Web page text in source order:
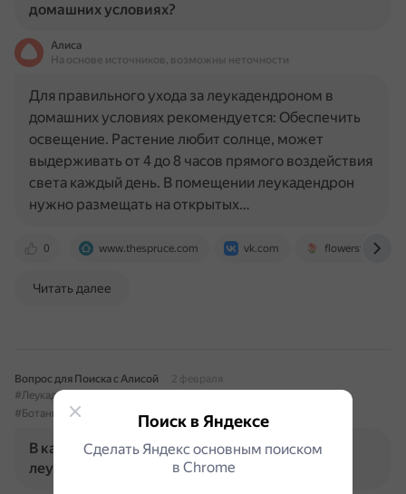
домашних условиях?
Алиса
На основе источников, возможны неточности
0 www.thespruce.com vk.com flowersvalley.ru
Для правильного ухода за леукадендроном в
домашних условиях рекомендуется: Обеспечить
освещение. Растение любит солнце, может
выдерживать от 4 до 8 часов прямого воздействия
света каждый день. В помещении леукадендрон
нужно размещать на открытых…
Читать далее
Вопрос для Поиска с Алисой
2 февраля
#Леукадендрон
#Ботаника
В каких климатических зонах растет
леукадендрон?
Поиск в Яндексе
Сделать Яндекс основным поиском
в Сhrome